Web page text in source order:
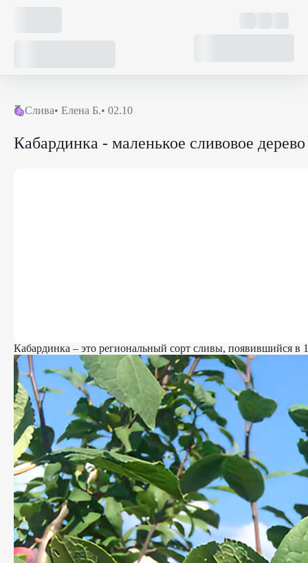
Слива• Елена Б.• 02.10
Кабардинка - маленькое сливовое
Кабардинка – это региональный сорт сливы, появившийся в